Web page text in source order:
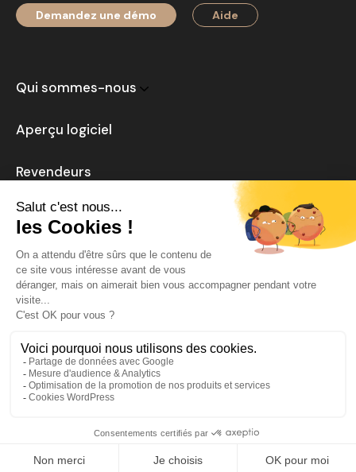
Demandez une démo Aide
Qui sommes-nous
Aperçu logiciel
Revendeurs
Actualités
Carrière
Mentions légales
Politique de confidentialité
Aide